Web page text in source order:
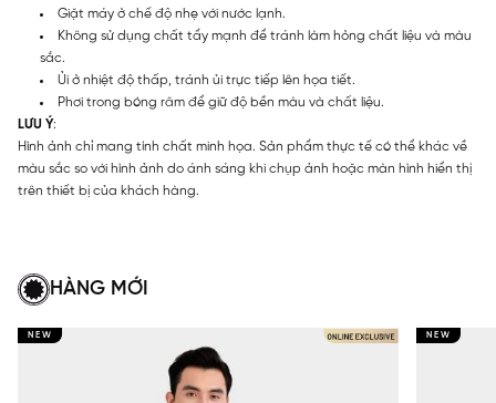
Giặt máy ở chế độ nhẹ với nước lạnh.
Không sử dụng chất tẩy mạnh để tránh làm hỏng chất liệu và màu
sắc.
Ủi ở nhiệt độ thấp, tránh ủi trực tiếp lên họa tiết.
Phơi trong bóng râm để giữ độ bền màu và chất liệu.
LƯU Ý:
Hình ảnh chỉ mang tính chất minh họa. Sản phẩm thực tế có thể khác về
màu sắc so với hình ảnh do ánh sáng khi chụp ảnh hoặc màn hình hiển thị
trên thiết bị của khách hàng.
HÀNG MỚI
NEW NEW